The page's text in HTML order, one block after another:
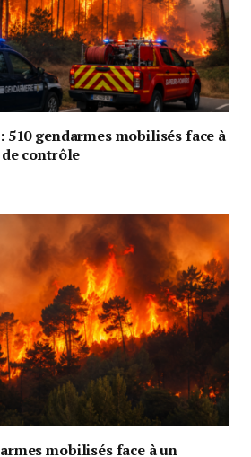
510 gendarmes mobilisés face à
contrôle
mobilisés face à un